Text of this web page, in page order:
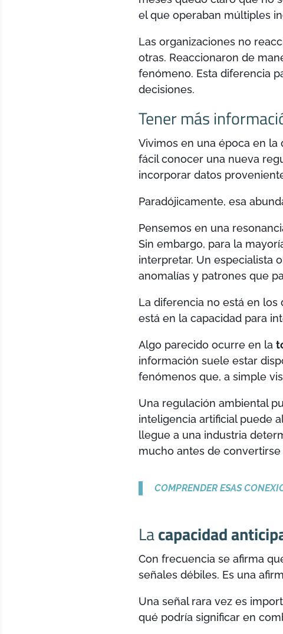
el que operaban múltiples
Las organizaciones no
otras. Reaccionaron de
fenómeno. Esta diferencia
decisiones.
Tener más
Vivimos en una época en
fácil conocer una nueva
incorporar datos
Paradójicamente, esa
Pensemos en una
Sin embargo, para la
interpretar. Un especialista
anomalías y patrones que
La diferencia no está en los
está en la capacidad para
Algo parecido ocurre en la
información suele estar
fenómenos que, a simple
Una regulación ambiental
inteligencia artificial puede
llegue a una industria
mucho antes de
COMPRENDER ESAS
Lacapacidad
Con frecuencia se afirma
señales débiles. Es una
Una señal rara vez es
qué podría significar en